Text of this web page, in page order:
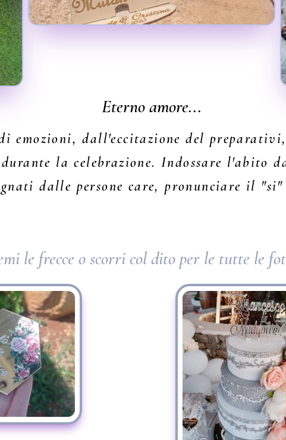
Eterno amore...
emozioni, dall'eccitazione del
la celebrazione. Indossare l'abito
dalle persone care, pronunciare il
le frecce o scorri col dito per le tutte le